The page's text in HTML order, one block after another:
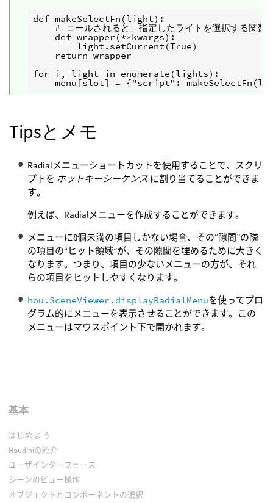
def makeSelectFn(light):
# コールされると、指定したライトを選択する関数
    def wrapper(**kwargs):
        light.setCurrent(True)
    return wrapper
for i, light in enumerate(lights):
Tipsとメモ
Radialメニューショートカットを使用することで、スクリ
プトを ホットキーシーケンス に割り当てることができま
す。
例えば、Radialメニューを作成することができます。
メニューに8個未満の項目しかない場合、その“隙間”の隣
の項目の“ヒット領域”が、その隙間を埋めるために大きく
なります。つまり、項目の少ないメニューの方が、それ
らの項目をヒットしやすくなります。
hou.SceneViewer.displayRadialMenuを使ってプロ
グラム的にメニューを表示させることができます。この
メニューはマウスポイント下で開かれます。
基本
はじめよう
Houdiniの紹介
ユーザインターフェース
シーンのビュー操作
オブジェクトとコンポーネントの選択